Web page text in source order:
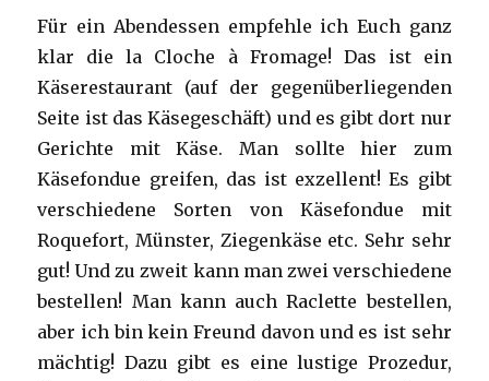
Für ein Abendessen empfehle ich Euch ganz
klar die la Cloche à Fromage! Das ist ein
Käserestaurant (auf der gegenüberliegenden
Seite ist das Käsegeschäft) und es gibt dort nur
Gerichte mit Käse. Man sollte hier zum
Käsefondue greifen, das ist exzellent! Es gibt
verschiedene Sorten von Käsefondue mit
Roquefort, Münster, Ziegenkäse etc. Sehr sehr
gut! Und zu zweit kann man zwei verschiedene
bestellen! Man kann auch Raclette bestellen,
aber ich bin kein Freund davon und es ist sehr
mächtig! Dazu gibt es eine lustige Prozedur,